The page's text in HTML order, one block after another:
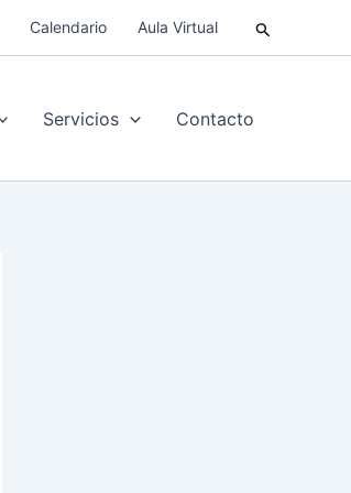
Calendario Aula Virtual Buscar
Servicios Contacto